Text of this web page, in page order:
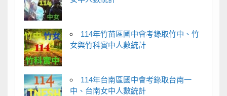
114年竹苗區國中會考錄取竹中、竹
女與竹科實中人數統計
114年台南區國中會考錄取台南一
中、台南女中人數統計